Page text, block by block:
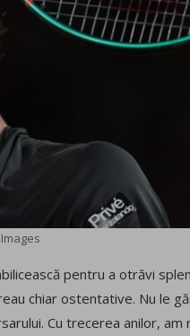
pentru a otrăvi
chiar ostentative. Nu le
Cu trecerea anilor, am